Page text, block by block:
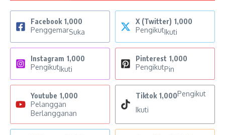
Facebook 1,000
PenggemarSuka
X (Twitter) 1,000
PengikutIkuti
Instagram 1,000
PengikutIkuti
Pinterest 1,000
PengikutPin
Youtube 1,000
Pelanggan
Berlangganan
Tiktok 1,000Pengikut
Ikuti